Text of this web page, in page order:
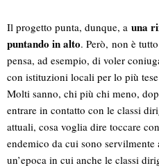
Il progetto punta, dunque, a una
puntando in alto. Però, non è
pensa, ad esempio, di voler
con istituzioni locali per lo più
Molti sanno, chi più chi meno,
entrare in contatto con le classi
attuali, cosa voglia dire toccare
endemico da cui sono
un’epoca in cui anche le classi